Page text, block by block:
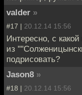
valder »
#17 | 20.12.14 15:56
Интересно, с
из
подрисовать?
Jason8 »
#18 | 20.12.14 15:56